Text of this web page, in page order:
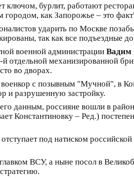
ключом, бурлит, работают
как Запорожье – это
ударить по Москве
так как все подъездные
военной администрации
отдельной механизированной
во дворах.
с позывным "Мучной", в
и разрушенную застройку.
данным, россияне вошли в
Константиновку – Ред.)
под натиском
ВСУ, а ныне посол в